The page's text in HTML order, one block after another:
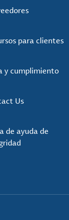
para clientes
y cumplimiento
Us
de ayuda de